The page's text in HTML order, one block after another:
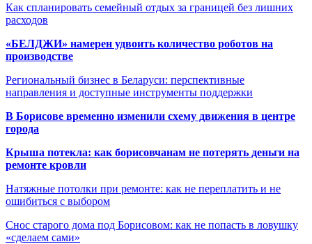
Как спланировать семейный отдых за границей без лишних
расходов
«БЕЛДЖИ» намерен удвоить количество роботов на
производстве
Региональный бизнес в Беларуси: перспективные
направления и доступные инструменты поддержки
В Борисове временно изменили схему движения в центре
города
Крыша потекла: как борисовчанам не потерять деньги на
ремонте кровли
Натяжные потолки при ремонте: как не переплатить и не
ошибиться с выбором
Снос старого дома под Борисовом: как не попасть в ловушку
«сделаем сами»